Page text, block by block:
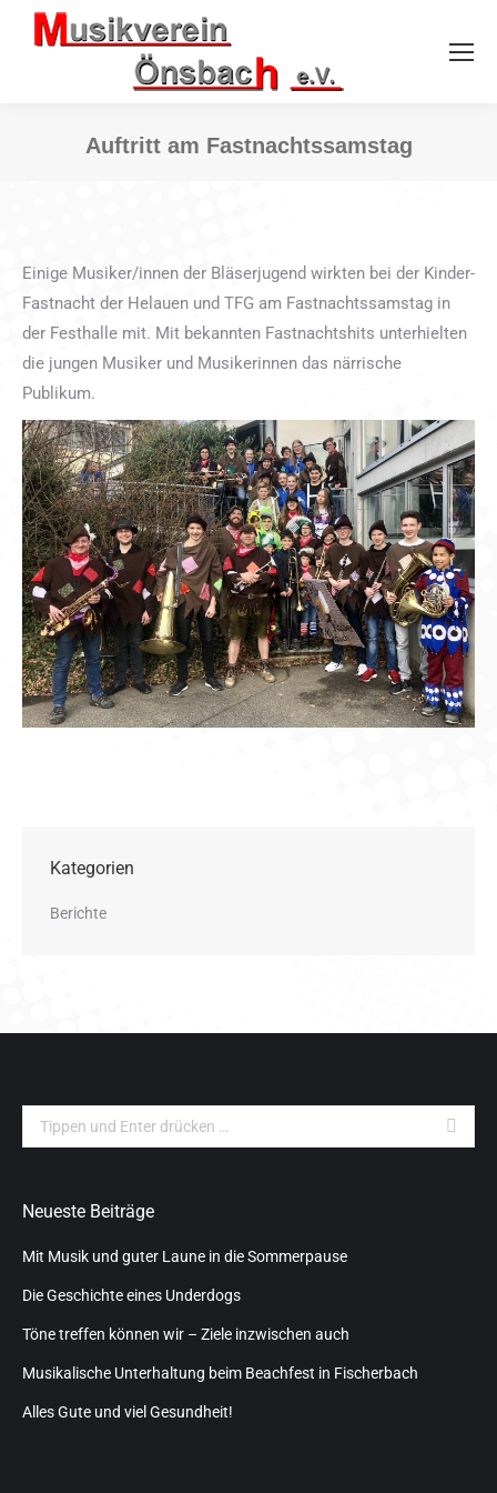
Auftritt am Fastnachtssamstag
Einige Musiker/innen der Bläserjugend wirkten bei der Kinder-
Fastnacht der Helauen und TFG am Fastnachtssamstag in
der Festhalle mit. Mit bekannten Fastnachtshits unterhielten
die jungen Musiker und Musikerinnen das närrische
Publikum.
Kategorien
Berichte
Search:
Neueste Beiträge
Mit Musik und guter Laune in die Sommerpause
Die Geschichte eines Underdogs
Töne treffen können wir – Ziele inzwischen auch
Musikalische Unterhaltung beim Beachfest in Fischerbach
Alles Gute und viel Gesundheit!